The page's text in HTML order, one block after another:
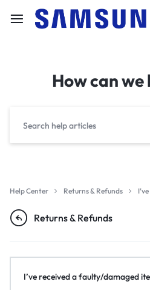
How can we
Help Center Returns & Refunds
Returns & Refunds
I’ve received a faulty/damaged